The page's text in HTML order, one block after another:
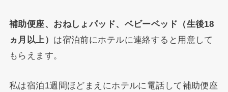
補助便座、おねしょパッド、ベビーベッド（生後18
ヵ月以上） は宿泊前にホテルに連絡すると用意して
もらえます。
私は宿泊1週間ほどまえにホテルに電話して補助便座